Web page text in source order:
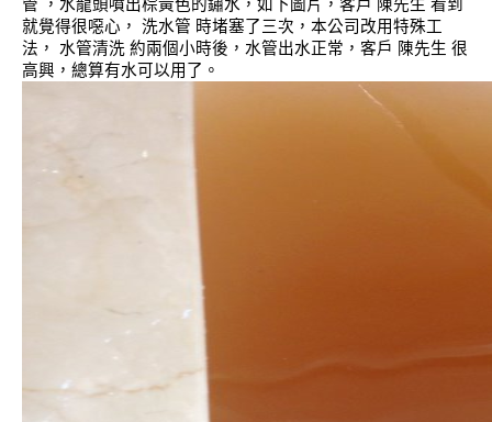
管 ，水龍頭噴出棕黃色的鏽水，如下圖片，客戶 陳先生 看到
就覺得很噁心， 洗水管 時堵塞了三次，本公司改用特殊工
法， 水管清洗 約兩個小時後，水管出水正常，客戶 陳先生 很
高興，總算有水可以用了。